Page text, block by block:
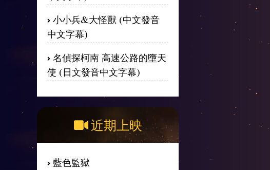
小小兵&大怪獸 (中文發音
中文字幕)
名偵探柯南 高速公路的墮天
使 (日文發音中文字幕)
近期上映
藍色監獄